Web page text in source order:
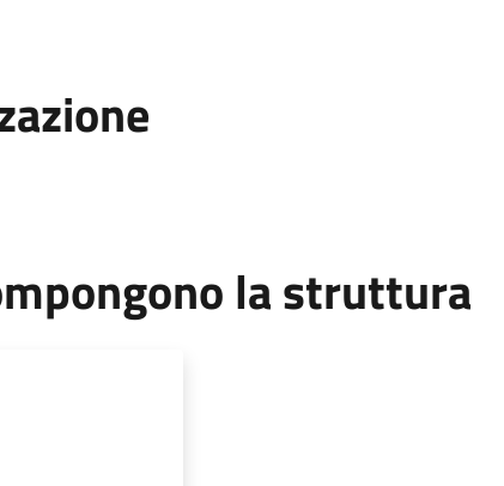
la struttura